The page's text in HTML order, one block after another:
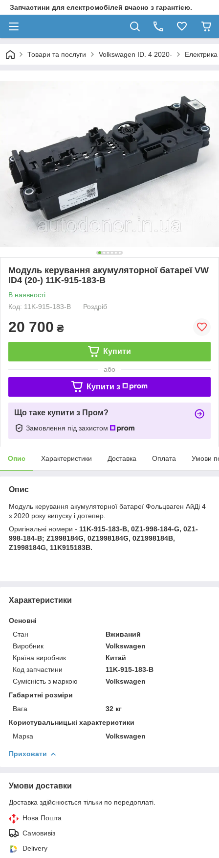
Запчастини для електромобілей вчасно з гарантією.
Товари та послуги Volkswagen ID. 4 2020- Електрика
Модуль керування акумуляторної батареї VW
ID4 (20-) 11K-915-183-B
В наявності
Код: 11K-915-183-B
Роздріб
20 700 ₴
Купити
або
Купити з
Що таке купити з Пром?
Замовлення під захистом
Опис Характеристики Доставка Оплата Умови
Опис
Модуль керування акумуляторної батареї Фольцваген АйДі 4
з 2020 року випуску і дотепер.
Оригінальні номери - 11K-915-183-B, 0Z1-998-184-G, 0Z1-
998-184-B; Z1998184G, 0Z1998184G, 0Z1998184B,
Z1998184G, 11K915183B.
Характеристики
Основні
Стан
Вживаний
Виробник
Volkswagen
Країна виробник
Китай
Код запчастини
11K-915-183-B
Сумісність з маркою
Volkswagen
Габаритні розміри
Вага
32 кг
Користувальницькі характеристики
Марка
Volkswagen
Приховати
Умови доставки
Доставка здійснюється тільки по передоплаті.
Нова Пошта
Самовивіз
Delivery